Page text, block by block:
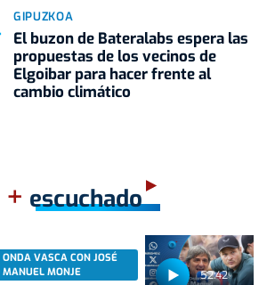
GIPUZKOA
El buzon de Bateralabs espera las
propuestas de los vecinos de
Elgoibar para hacer frente al
cambio climático
+ escuchado
52:42
ONDA VASCA CON JOSÉ
MANUEL MONJE